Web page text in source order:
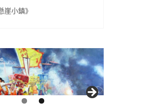
崖小鎮》